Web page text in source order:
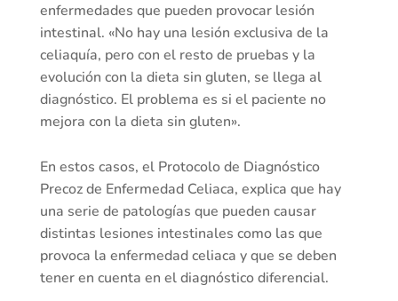
enfermedades que pueden provocar lesión
intestinal. «No hay una lesión exclusiva de la
celiaquía, pero con el resto de pruebas y la
evolución con la dieta sin gluten, se llega al
diagnóstico. El problema es si el paciente no
mejora con la dieta sin gluten».
En estos casos, el Protocolo de Diagnóstico
Precoz de Enfermedad Celiaca, explica que hay
una serie de patologías que pueden causar
distintas lesiones intestinales como las que
provoca la enfermedad celiaca y que se deben
tener en cuenta en el diagnóstico diferencial.